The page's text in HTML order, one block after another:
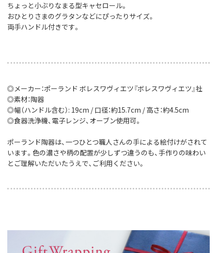
ちょっと小ぶりなまる型キャセロール。
おひとりさまのグラタンなどにぴったりサイズ。
両手ハンドル付きです。
◎メーカー：ポーランド ボレスワヴィエツ『ボレスワヴィエツ』社
◎素材：陶器
◎幅（ハンドル含む）: 19cm / 口径：約15.7cm / 高さ：約4.5cm
◎食器洗浄機、電子レンジ、オーブン使用可。
ポーランド陶器は、一つひとつ職人さんの手による絵付けがされて
います。色の濃さや柄の配置が少しずつ違うのも、手作りの味わい
とご理解いただいたうえで、ご利用ください。